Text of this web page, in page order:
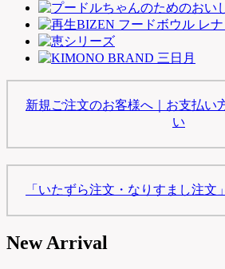
新規ご注文のお客様へ｜お支払い
い
「いたずら注文・なりすまし注文
New Arrival